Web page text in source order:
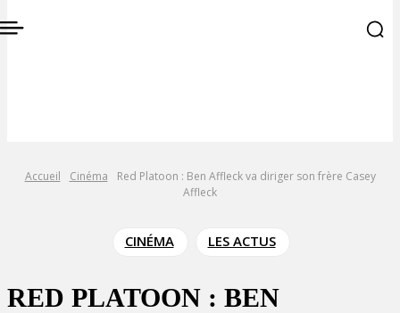
Accueil Cinéma
Red Platoon : Ben Affleck va diriger son frère Casey
Affleck
CINÉMA LES ACTUS
RED PLATOON : BEN